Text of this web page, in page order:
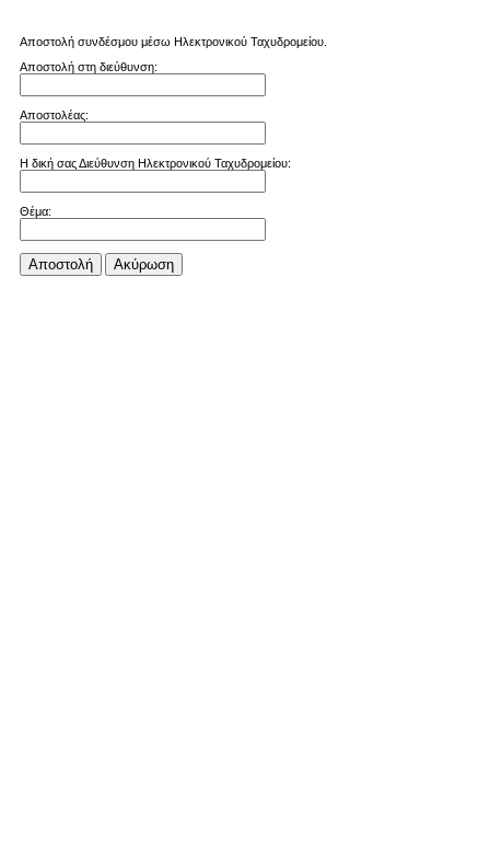
Αποστολή συνδέσμου μέσω Ηλεκτρονικού Ταχυδρομείου.
Αποστολή στη διεύθυνση:
Αποστολέας:
Η δική σας Διεύθυνση Ηλεκτρονικού Ταχυδρομείου:
Θέμα:
Αποστολή Aκύρωση